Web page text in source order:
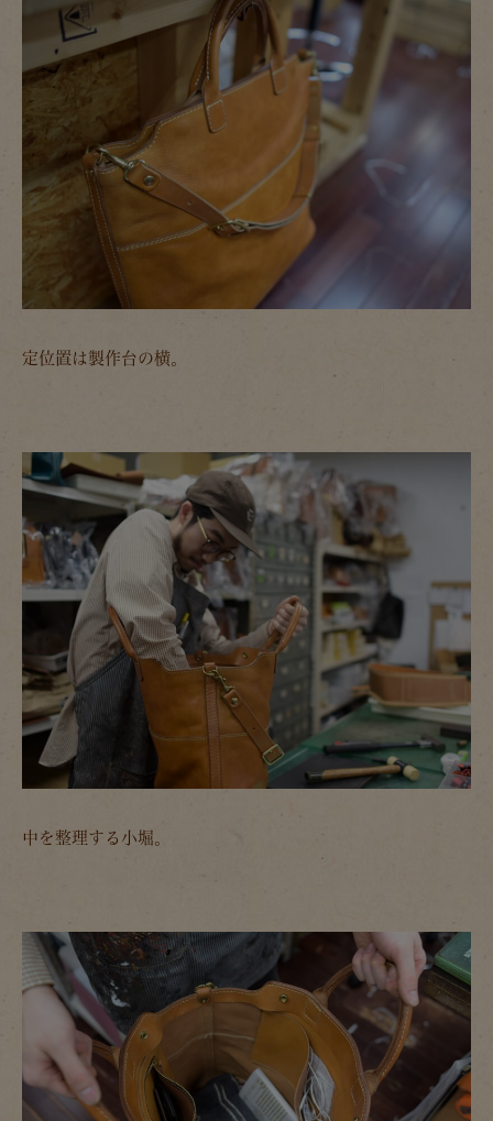
定位置は製作台の横。
中を整理する小堀。